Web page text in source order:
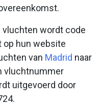
vluchten wordt code
op hun website
van Madrid naar
vluchtnummer
uitgevoerd door